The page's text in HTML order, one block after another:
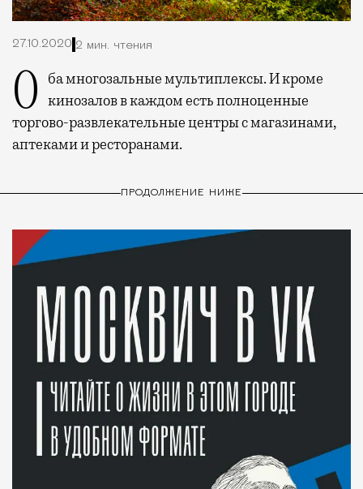
27.10.2020 2 мин. чтения
Оба многозальные мультиплексы. И кроме кинозалов в каждом есть полноценные
торгово-развлекательные центры с магазинами,
аптеками и ресторанами.
ПРОДОЛЖЕНИЕ НИЖЕ